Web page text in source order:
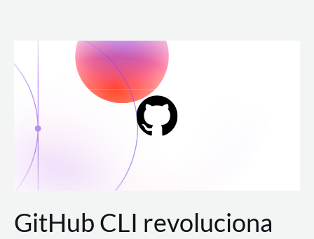
para
conteúdo
GitHub CLI revoluciona